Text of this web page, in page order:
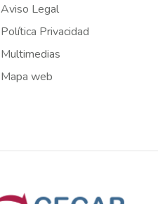
Aviso Legal
Política Privacidad
Multimedias
Mapa web